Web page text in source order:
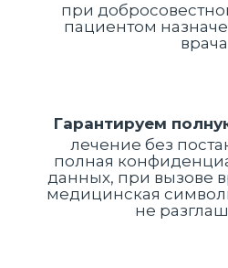
при
пациентом
врача
Гарантируем
лечение без
полная
данных, при вызове
медицинская
не